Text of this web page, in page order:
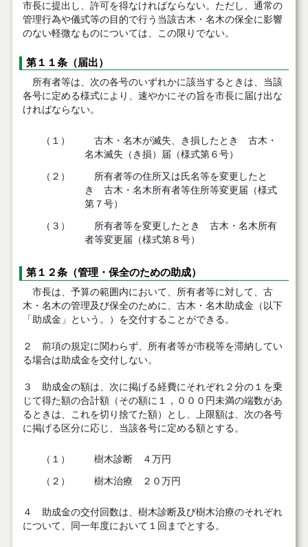
市長に提出し、許可を得なければならない。ただし、通常の
管理行為や儀式等の目的で行う当該古木・名木の保全に影響
のない軽微なものについては、この限りでない。
第１１条（届出）
所有者等は、次の各号のいずれかに該当するときは、当該
各号に定める様式により、速やかにその旨を市長に届け出な
ければならない。
（１）
古木・名木が滅失、き損したとき 古木・
名木滅失（き損）届（様式第６号）
（２）
所有者等の住所又は氏名等を変更したと
き 古木・名木所有者等住所等変更届（様式
第７号）
（３）
所有者等を変更したとき 古木・名木所有
者等変更届（様式第８号）
第１２条（管理・保全のための助成）
市長は、予算の範囲内において、所有者等に対して、古
木・名木の管理及び保全のために、古木・名木助成金（以下
「助成金」という。）を交付することができる。
２ 前項の規定に関わらず、所有者等が市税等を滞納してい
る場合は助成金を交付しない。
３ 助成金の額は、次に掲げる経費にそれぞれ２分の１を乗
じて得た額の合計額（その額に１，０００円未満の端数があ
るときは、これを切り捨てた額）とし、上限額は、次の各号
に掲げる区分に応じ、当該各号に定める額とする。
（１） 樹木診断 ４万円
（２） 樹木治療 ２０万円
４ 助成金の交付回数は、樹木診断及び樹木治療のそれぞれ
について、同一年度において１回までとする。